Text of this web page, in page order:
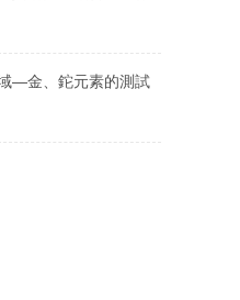
—金、鉈元素的測試